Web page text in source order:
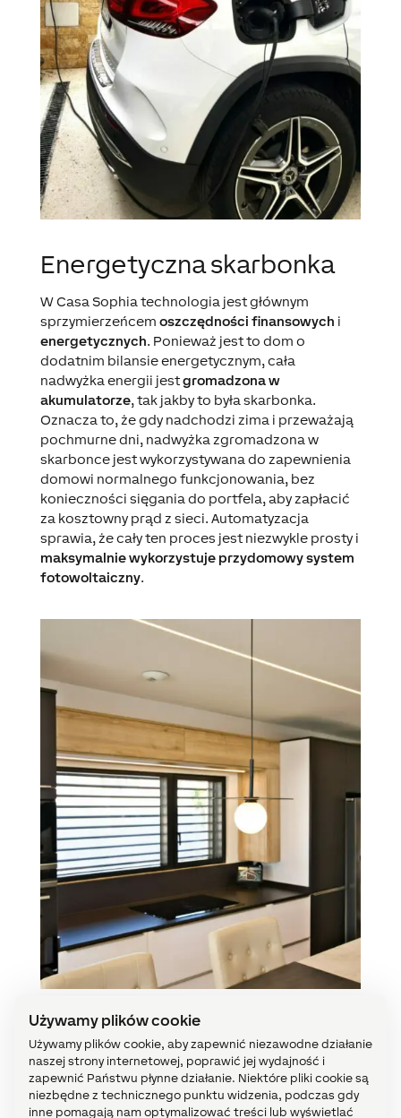
Używamy plików cookie
Używamy plików cookie, aby zapewnić niezawodne działanie
naszej strony internetowej, poprawić jej wydajność i
zapewnić Państwu płynne działanie. Niektóre pliki cookie są
niezbędne z technicznego punktu widzenia, podczas gdy
inne pomagają nam optymalizować treści lub wyświetlać
Energetyczna skarbonka
W Casa Sophia technologia jest głównym
sprzymierzeńcem oszczędności finansowych i
energetycznych. Ponieważ jest to dom o
dodatnim bilansie energetycznym, cała
nadwyżka energii jestgromadzona w
akumulatorze, tak jakby to była skarbonka.
Oznacza to, że gdy nadchodzi zima i przeważają
pochmurne dni, nadwyżka zgromadzona w
skarbonce jest wykorzystywana do zapewnienia
domowi normalnego funkcjonowania, bez
konieczności sięgania do portfela, aby zapłacić
za kosztowny prąd z sieci. Automatyzacja
sprawia, że cały ten proces jest niezwykle prosty i
maksymalnie wykorzystuje przydomowy system
fotowoltaiczny.
Miniserver,
sprzymierzeniec
efektywnej konsumpcji